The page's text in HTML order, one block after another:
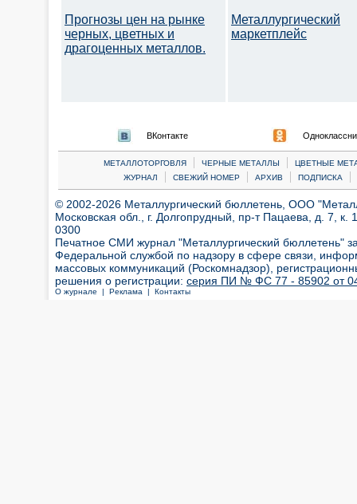
Прогнозы цен на рынке
черных, цветных и
драгоценных металлов.
Металлургический
маркетплейс
ВКонтакте
МЕТАЛЛОТОРГОВЛЯ | ЧЕРНЫЕ МЕТАЛЛЫ |
ЦВЕТНЫЕ
ЖУРНАЛ
| СВЕЖИЙ НОМЕР | АРХИВ | ПОДПИСКА |
© 2002-2026 Металлургический бюллетень, ООО
Московская обл., г. Долгопрудный, пр-т Пацаева, д. 7,
0300
Печатное СМИ журнал "Металлургический бюллетень"
Федеральной службой по надзору в сфере связи,
массовых коммуникаций (Роскомнадзор),
решения о регистрации: серия ПИ № ФС 77 - 85902 от 04
О журнале | Реклама | Контакты